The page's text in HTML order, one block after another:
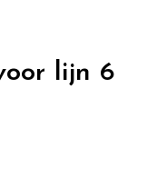
lijn 6